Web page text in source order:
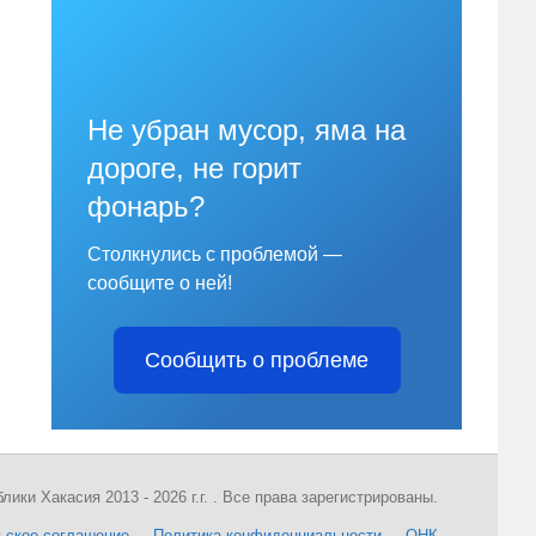
Не убран мусор, яма на
дороге, не горит
фонарь?
Столкнулись с проблемой —
сообщите о ней!
Сообщить о проблеме
Хакасия 2013 - 2026 г.г. . Все права зарегистрированы.